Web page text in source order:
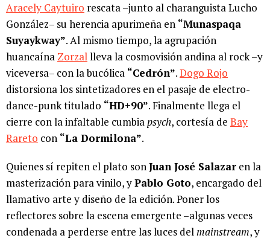
Aracely Caytuiro rescata –junto al charanguista Lucho
González– su herencia apurimeña en “Munaspaqa
Suyaykway”. Al mismo tiempo, la agrupación
huancaína Zorzallleva la cosmovisión andina al rock –y
viceversa– con la bucólica “Cedrón”.Dogo Rojo
distorsiona los sintetizadores en el pasaje de electro-
dance-punk titulado “HD+90”. Finalmente llega el
cierre con la infaltable cumbiapsych, cortesía de Bay
Rareto con “La Dormilona”.
Quienes sí repiten el plato sonJuan José Salazar en la
masterización para vinilo, yPablo Goto, encargado del
llamativo arte y diseño de la edición. Poner los
reflectores sobre la escena emergente –algunas veces
condenada a perderse entre las luces delmainstream, y